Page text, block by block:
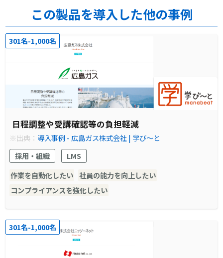
この製品を導入した他の事例
301名-1,000名
日程調整や受講確認等の負担軽減
※出典： 導入事例 - 広島ガス株式会社 | 学び～と
採用・組織
LMS
作業を自動化したい 社員の能力を向上したい
コンプライアンスを強化したい
301名-1,000名